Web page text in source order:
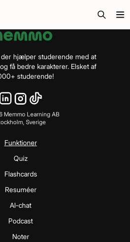
kurslitteratur
hjælper studerende med at
få bedre karakterer. Elsket af
studerende!
Memmo Learning AB
Sverige
Funktioner
Quiz
Flashcards
Resuméer
AI-chat
Podcast
Noter